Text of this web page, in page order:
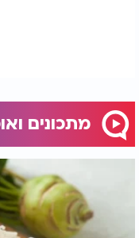
הגשה
הפשטידה נהדרת
שורדת היטב חימום
מומלץ להגיש עם
פטרוזיליה, נענע)
ביס.
מתכונים